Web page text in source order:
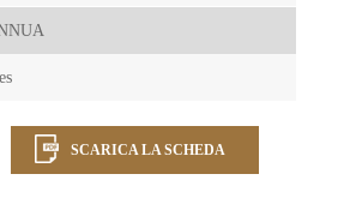
SCARICA LA SCHEDA